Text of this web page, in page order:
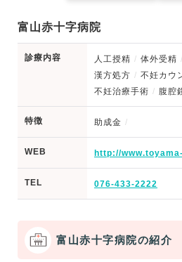
富山赤十字病院
診療内容 人工授精 体外受精
漢方処方
不妊カウ
不妊治療手術
腹腔
特徴 助成金
WEB http://
TEL 076-433-2222
富山赤十字病院の紹介